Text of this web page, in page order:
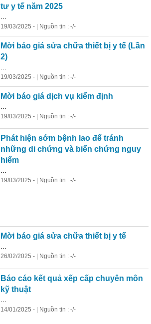
tưy tế năm 2025
19/03/2025 - | Nguồn tin : -/-
Mời báo giá sửa chữa thiết bịy tế (Lần
2)
19/03/2025 - | Nguồn tin : -/-
Mời báo giá dịch vụ kiểm định
19/03/2025 - | Nguồn tin : -/-
Phát hiện sớm bệnh lao để tránh
những di chứng và biến chứng nguy
hiểm
19/03/2025 - | Nguồn tin : -/-
Mời báo giá sửa chữa thiết bịy tế
...
26/02/2025 - | Nguồn tin : -/-
Báo cáo kết quả xếp cấp chuyên môn
kỹ thuật
14/01/2025 - | Nguồn tin : -/-